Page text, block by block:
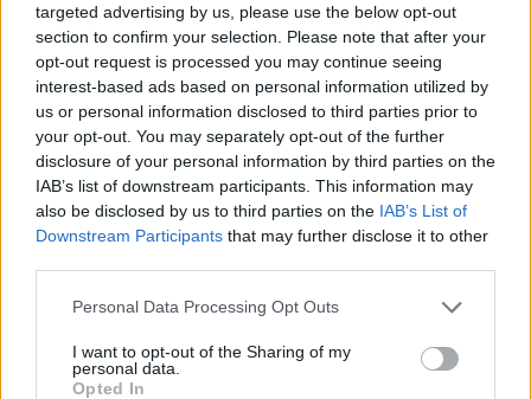
targeted advertising by us, please use the below opt-out
section to confirm your selection. Please note that after your
opt-out request is processed you may continue seeing
interest-based ads based on personal information utilized by
us or personal information disclosed to third parties prior to
your opt-out. You may separately opt-out of the further
disclosure of your personal information by third parties on the
IAB’s list of downstream participants. This information may
also be disclosed by us to third parties on the IAB’s List of
Downstream Participants that may further disclose it to other
Personal Data Processing Opt Outs
I want to opt-out of the Sharing of my
personal data.
Opted In
ALTRE NOTIZIE DI CASTELLANZA